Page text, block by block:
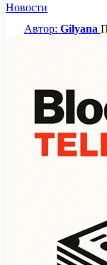
Новости
Автор: Gilyana